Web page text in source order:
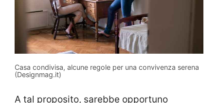
Casa condivisa, alcune regole per una convivenza serena
(Designmag.it)
A tal proposito, sarebbe opportuno